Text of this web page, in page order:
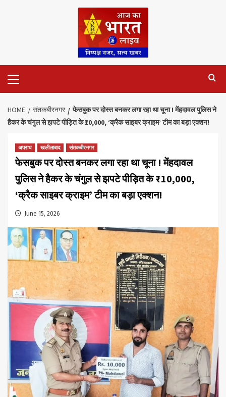
Menu
HOME संतकबीरनगर
फेसबुक पर दोस्त बनकर लगा रहा था चूना ! मेंहदावल पुलिस ने
हैकर के चंगुल से झपटे पीड़ित के ₹10,000, ‘क्रैक साइबर क्राइम’ टीम का बड़ा एक्शन!
अपराध खलीलाबाद संतकबीरनगर
फेसबुक पर दोस्त बनकर लगा रहा था चूना ! मेंहदावल
पुलिस ने हैकर के चंगुल से झपटे पीड़ित के ₹10,000,
‘क्रैक साइबर क्राइम’ टीम का बड़ा एक्शन!
June 15, 2026